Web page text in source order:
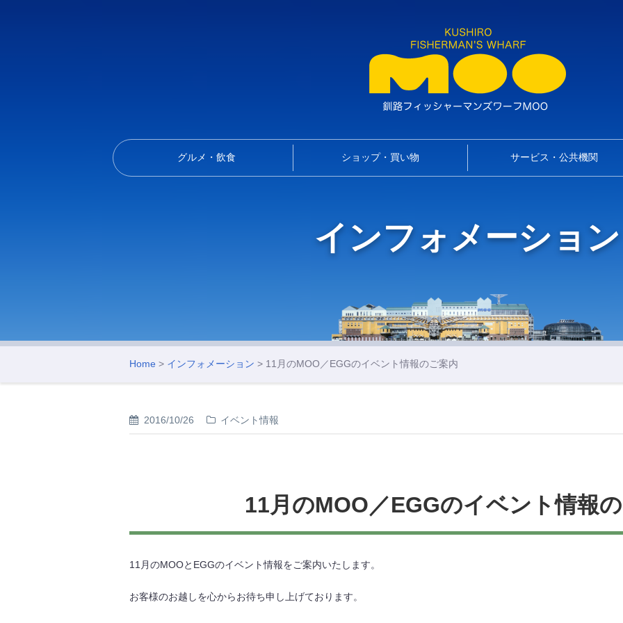
グルメ・飲食 ショップ・買い物 サービス・公共機関
インフォメーション
Home > インフォメーション > 11月のMOO／EGGのイベント情報のご案内
2016/10/26 イベント情報
11月のMOO／EGGのイベント情報
11月のMOOとEGGのイベント情報をご案内いたします。
お客様のお越しを心からお待ち申し上げております。